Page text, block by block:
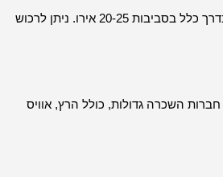
המחירים משתנים בהתאם ליעד. לדוגמה, כרטיס בכיוון אחד לאמסטרדם עולה בדרך כלל בסביבות 20-25 אירו. ניתן לרכוש
השכרה גדולות, כולל הרץ, אוויס